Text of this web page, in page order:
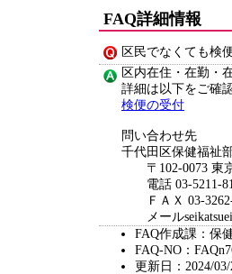
FAQ詳細情報
区民でなくても検
区内在住・在勤・
詳細は以下をご確
検便の受付
問い合わせ先
千代田区保健福祉
〒102-0073 東京
電話 03-5211-
ＦＡＸ 03-3262-
メール
FAQ作成課：保
FAQ-NO：
更新日：2024/03/